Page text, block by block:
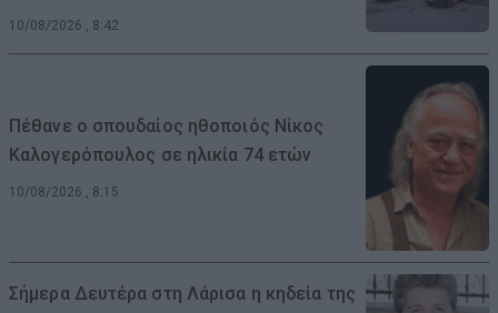
10/08/2026 , 8:42
Πέθανε ο σπουδαίος ηθοποιός Νίκος
Καλογερόπουλος σε ηλικία 74 ετών
10/08/2026 , 8:15
Σήμερα Δευτέρα στη Λάρισα η κηδεία της